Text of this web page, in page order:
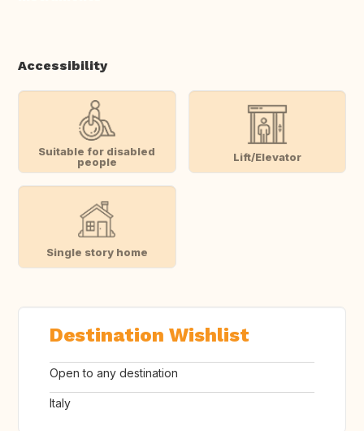
Accessibility
Suitable for disabled
people
Lift/Elevator
Single story home
Destination Wishlist
Open to any destination
Italy